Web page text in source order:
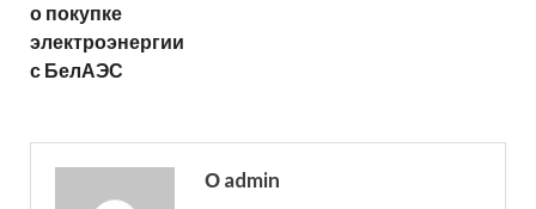
о покупке
электроэнергии
с БелАЭС
О admin